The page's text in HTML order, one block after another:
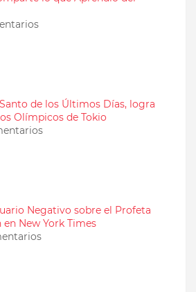
de los Últimos Días, logra
Olímpicos de Tokio
Negativo sobre el Profeta
en New York Times